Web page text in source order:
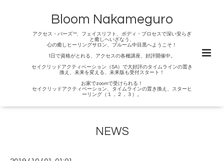
Bloom Nakameguro
アクセス・バーズ™、フェイスリフト、ボディ・プロセスで深い安らぎ
と癒しへいざなう、
心の癒しヒーリングサロン、ブルーム中目黒へようこそ！
1日で資格がとれる、アクセスの各種講座、好評開催中。
セイクリッドアクティベーション（SA）で大好評のタイムラインの置き
換え、未来を変える、未来版も受付スタート！
お家でzoomで受けられる！
セイクリッドアクティベーション、タイムラインの置き換え、スターヒ
ーリング（１，２，３）。
NEWS